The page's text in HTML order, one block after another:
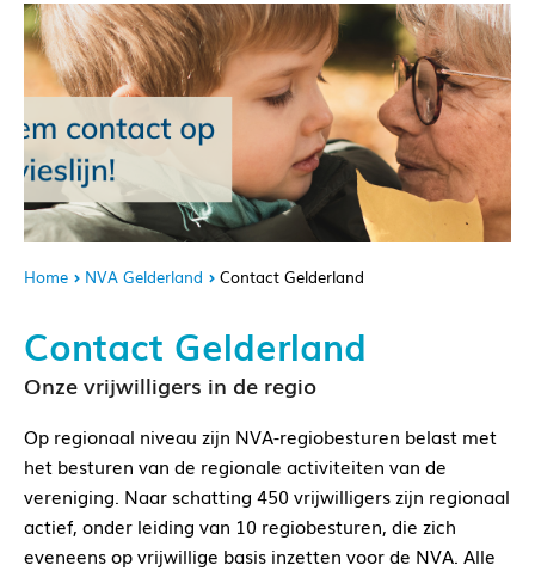
Home NVA Gelderland Contact Gelderland
Contact Gelderland
Onze vrijwilligers in de regio
Op regionaal niveau zijn NVA-regiobesturen belast met
het besturen van de regionale activiteiten van de
vereniging. Naar schatting 450 vrijwilligers zijn regionaal
actief, onder leiding van 10 regiobesturen, die zich
eveneens op vrijwillige basis inzetten voor de NVA. Alle